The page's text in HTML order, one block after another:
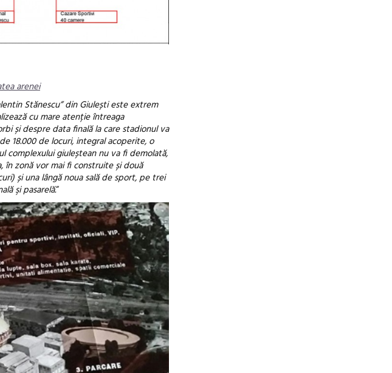
arenei
Stănescu” din Giulești este extrem
cu mare atenție întreaga
și despre data finală la care stadionul va
18.000 de locuri, integral acoperite, o
complexului giuleștean nu va fi demolată,
în zonă vor mai fi construite și două
și una lângă noua sală de sport, pe trei
şi pasarelă.“